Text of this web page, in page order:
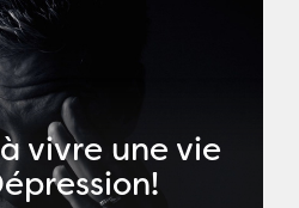
vivre une vie